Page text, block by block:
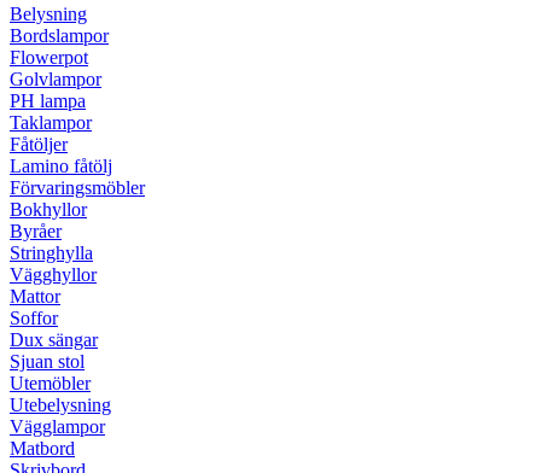
Belysning
Bordslampor
Flowerpot
Golvlampor
PH lampa
Taklampor
Fåtöljer
Lamino fåtölj
Förvaringsmöbler
Bokhyllor
Byråer
Stringhylla
Vägghyllor
Mattor
Soffor
Dux sängar
Sjuan stol
Utemöbler
Utebelysning
Vägglampor
Matbord